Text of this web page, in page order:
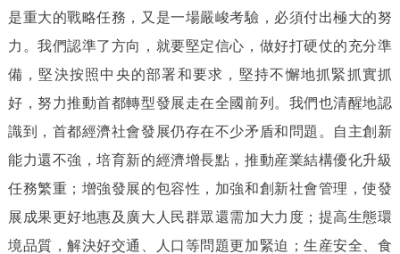
是重大的戰略任務，又是一場嚴峻考驗，必須付出極大的努
力。我們認準了方向，就要堅定信心，做好打硬仗的充分準
備，堅決按照中央的部署和要求，堅持不懈地抓緊抓實抓
好，努力推動首都轉型發展走在全國前列。我們也清醒地認
識到，首都經濟社會發展仍存在不少矛盾和問題。自主創新
能力還不強，培育新的經濟增長點，推動産業結構優化升級
任務繁重；增強發展的包容性，加強和創新社會管理，使發
展成果更好地惠及廣大人民群眾還需加大力度；提高生態環
境品質，解決好交通、人口等問題更加緊迫；生産安全、食